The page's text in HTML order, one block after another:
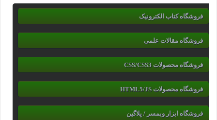
فروشگاه کتاب الکترونیک
فروشگاه مقالات علمی
فروشگاه محصولات CSS/CSS3
فروشگاه محصولات HTML5/JS
فروشگاه ابزار وبمسر / پلاگین